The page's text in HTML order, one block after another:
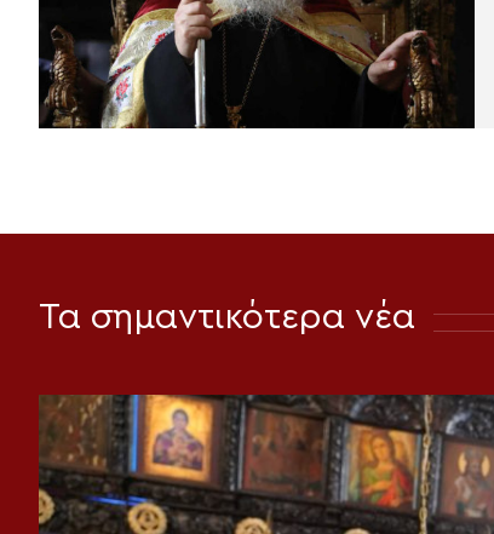
Τα σημαντικότερα νέα